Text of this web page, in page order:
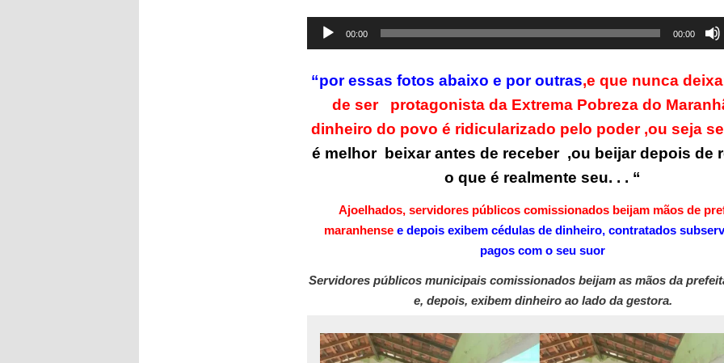
Tocador 00:00 00:00
“por essas fotos abaixo e por outras,e que nunca
de ser protagonista da Extrema Pobreza do
dinheiro do povo é ridicularizado pelo poder ,ou seja
é melhor beixar antes de receber ,ou beijar depois de
o que é realmente seu. . . “
Ajoelhados, servidores públicos comissionados beijam mãos de
maranhensee depois exibem cédulas de dinheiro, contratados
pagos com o seu suor
Servidores públicos municipais comissionados beijam as mãos da
e, depois, exibem dinheiro ao lado da gestora.